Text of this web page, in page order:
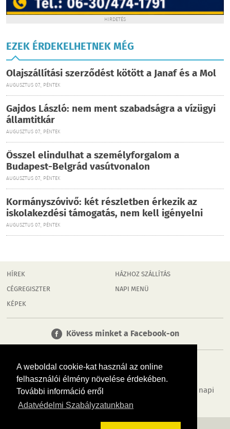
A weboldal cookie-kat használ az online
felhasználói élmény növelése érdekében.
További információ erről
Adatvédelmi Szabályzatunkban
HIRDETÉS
EZEK ÉRDEKELHETNEK MÉG
Olajszállítási szerződést kötött a Janaf és a Mol
AUGUSZTUS 07., PÉNTEK
Gajdos László: nem ment szabadságra a vízügyi
államtitkár
AUGUSZTUS 07., PÉNTEK
Ősszel elindulhat a személyforgalom a
Budapest-Belgrád vasútvonalon
AUGUSZTUS 07., PÉNTEK
Kormányszóvivő: két részletben érkezik az
iskolakezdési támogatás, nem kell igényelni
AUGUSZTUS 07., PÉNTEK
HÍREK
CÉGREGISZTER
KÉPEK
HÁZHOZ SZÁLLÍTÁS
NAPI MENÜ
Kövess minket a Facebook-on
Tudj meg többet városodról! Hírek, programok, képek, napi
menü, cégek…. és minden, ami Dombóvár